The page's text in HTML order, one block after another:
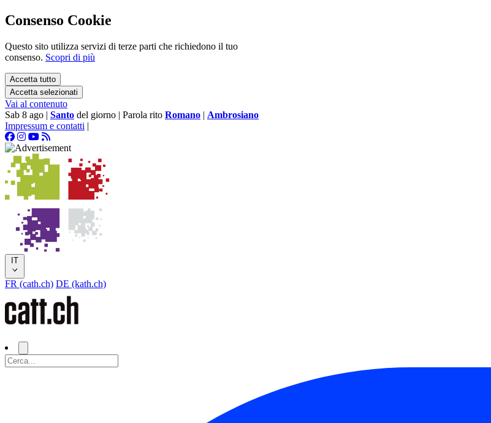
Consenso Cookie
Questo sito utilizza servizi di terze parti che richiedono il tuo
consenso. Scopri di più
Accetta tutto
Accetta selezionati
Vai al contenuto
Sab 8 ago | Santo del giorno | Parola rito Romano | Ambrosiano
Impressum e contatti |
IT
FR (cath.ch) DE (kath.ch)